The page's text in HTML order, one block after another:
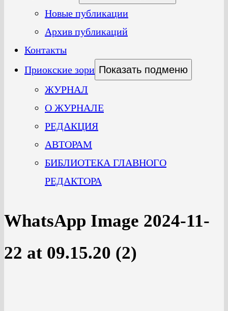
Новые публикации
Архив публикаций
Контакты
Приокские зори Показать подменю
ЖУРНАЛ
О ЖУРНАЛЕ
РЕДАКЦИЯ
АВТОРАМ
БИБЛИОТЕКА ГЛАВНОГО
РЕДАКТОРА
WhatsApp Image 2024-11-
22 at 09.15.20 (2)